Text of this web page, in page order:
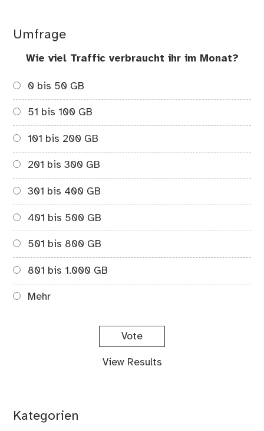
Umfrage
Wie viel Traffic verbraucht ihr im Monat?
0 bis 50 GB
51 bis 100 GB
101 bis 200 GB
201 bis 300 GB
301 bis 400 GB
401 bis 500 GB
501 bis 800 GB
801 bis 1.000 GB
Mehr
View Results
Kategorien